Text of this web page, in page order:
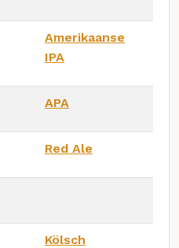
Amerikaanse
IPA
APA
Red Ale
Kölsch